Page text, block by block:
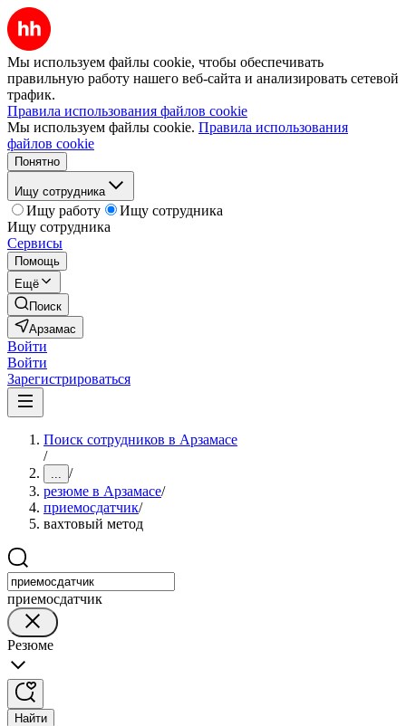
Мы используем файлы cookie, чтобы обеспечивать
правильную работу нашего веб-сайта и анализировать сетевой
трафик.
Правила использования файлов cookie
Мы используем файлы cookie. Правила использования
файлов cookie
Понятно
Ищу сотрудника
Ищу работу
Ищу сотрудника
Ищу сотрудника
Сервисы
Помощь
Ещё
Поиск
Арзамас
Войти
Войти
Зарегистрироваться
Поиск сотрудников в Арзамасе
/
... /
резюме в Арзамасе/
приемосдатчик/
вахтовый метод
приемосдатчик
Резюме
Найти